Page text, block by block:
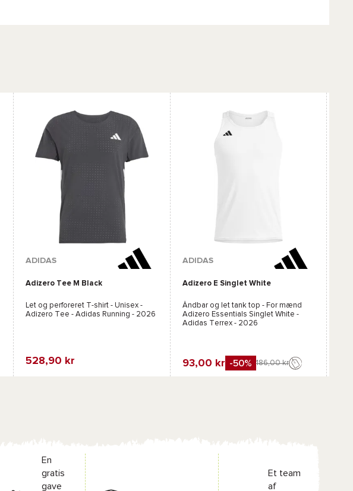
ADIDAS
Adizero Tee M Black
Let og perforeret T-shirt - Unisex -
Adizero Tee - Adidas Running - 2026
528,90 kr
ADIDAS
Adizero E Singlet White
Åndbar og let tank top - For mænd
Adizero Essentials Singlet White -
Adidas Terrex- 2026
93,00 kr -50% 186,00 kr
En
gratis
gave
Et team
af